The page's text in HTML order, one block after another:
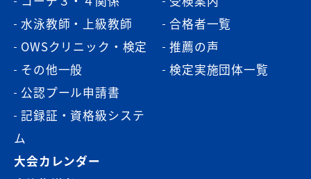
水泳教師・上級教師
OWSクリニック・検定
その他一般
公認プール申請書
記録証・資格級システ
ム
合格者一覧
推薦の声
検定実施団体一覧
大会カレンダー